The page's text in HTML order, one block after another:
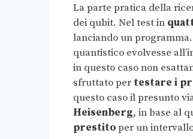
La parte pratica della
dei qubit. Nel test in
lanciando un
quantistico evolvesse
in questo caso non
sfruttato per testare i
questo caso il presunto
Heisenberg, in base al
prestitoper un